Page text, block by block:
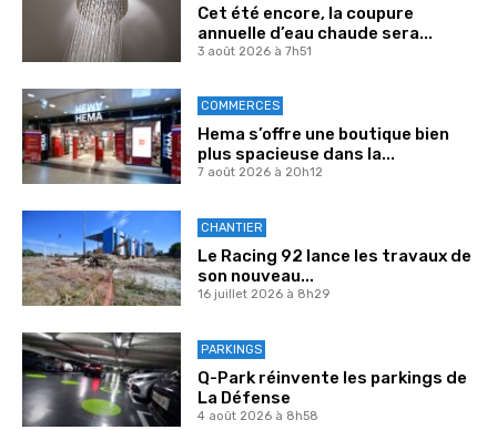
Cet été encore, la coupure
annuelle d’eau chaude sera...
3 août 2026 à 7h51
COMMERCES
Hema s’offre une boutique bien
plus spacieuse dans la...
7 août 2026 à 20h12
CHANTIER
Le Racing 92 lance les travaux de
son nouveau...
16 juillet 2026 à 8h29
PARKINGS
Q-Park réinvente les parkings de
La Défense
4 août 2026 à 8h58